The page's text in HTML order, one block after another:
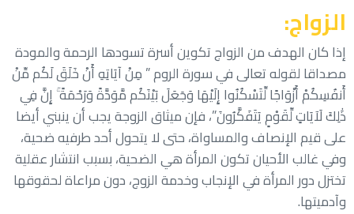
الزواج:
إذا كان الهدف من الزواج تكوين أسرة تسودها الرحمة والمودة
مصداقا لقوله تعالى في سورة الروم ” مِنْ آيَاتِهِ أَنْ خَلَقَ لَكُم مِّنْ
أَنفُسِكُمْ أَزْوَاجًا لِّتَسْكُنُوا إِلَيْهَا وَجَعَلَ بَيْنَكُم مَّوَدَّةً وَرَحْمَةً ۚ إِنَّ فِي
ذَٰلِكَ لَآيَاتٍ لِّقَوْمٍ يَتَفَكَّرُونَ”، فإن ميثاق الزوجة يجب أن ينبني أيضا
على قيم الإنصاف والمساواة، حتى لا يتحول أحد طرفيه ضحية،
وفي غالب الأحيان تكون المرأة هي الضحية، بسبب انتشار عقلية
تختزل دور المرأة في الإنجاب وخدمة الزوج، دون مراعاة لحقوقها
وآدميتها.